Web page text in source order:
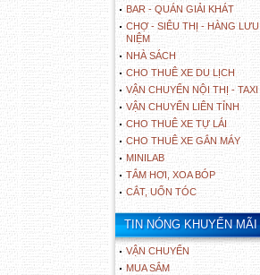
BAR - QUÁN GIẢI KHÁT
CHỢ - SIÊU THỊ - HÀNG LƯU
NIỆM
NHÀ SÁCH
CHO THUÊ XE DU LỊCH
VẬN CHUYỂN NỘI THỊ - TAXI
VẬN CHUYỂN LIÊN TỈNH
CHO THUÊ XE TỰ LÁI
CHO THUÊ XE GẮN MÁY
MINILAB
TẮM HƠI, XOA BÓP
CẮT, UỐN TÓC
TIN NÓNG KHUYẾN MÃI
VẬN CHUYỂN
MUA SẮM